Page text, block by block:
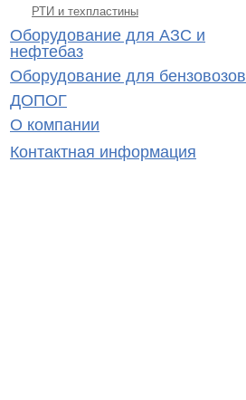
РТИ и техпластины
Оборудование для АЗС и
нефтебаз
Оборудование для бензовозов
ДОПОГ
О компании
Контактная информация